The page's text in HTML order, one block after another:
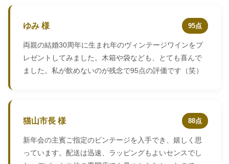
ゆみ 様 95点
両親の結婚30周年に生まれ年のヴィンテージワインをプ
レゼントしてみました。木箱や袋なども、とても喜んで
ました。私が飲めないのが残念で95点の評価です（笑）
猫山市長 様 88点
新年会の主賓ご指定のビンテージを入手でき、嬉しく思
っています。配送は迅速、ラッピングもよいセンスでし